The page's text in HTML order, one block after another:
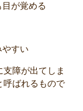
が覚める
すい
障が出てしま
呼ばれるもので